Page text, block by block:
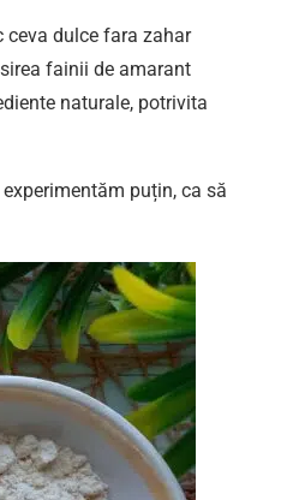
ceva dulce fara zahar
fainii de amarant
naturale, potrivita
puțin, ca să